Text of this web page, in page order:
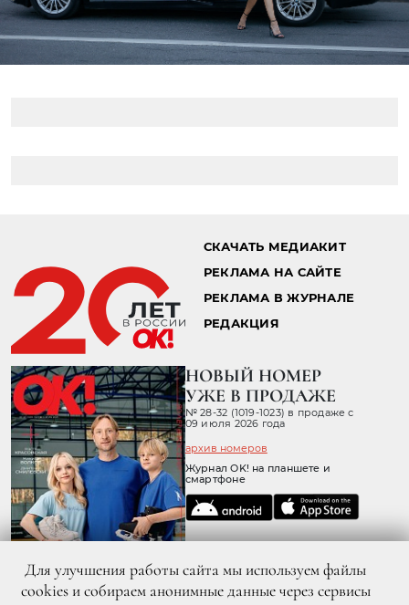
СКАЧАТЬ МЕДИАКИТ
РЕКЛАМА НА САЙТЕ
РЕКЛАМА В ЖУРНАЛЕ
РЕДАКЦИЯ
НОВЫЙ НОМЕР
УЖЕ В ПРОДАЖЕ
№ 28-32 (1019-1023) в продаже с
09 июля 2026 года
архив номеров
Журнал OK! на планшете и
смартфоне
Для улучшения работы сайта мы используем файлы
cookies и собираем анонимные данные через сервисы